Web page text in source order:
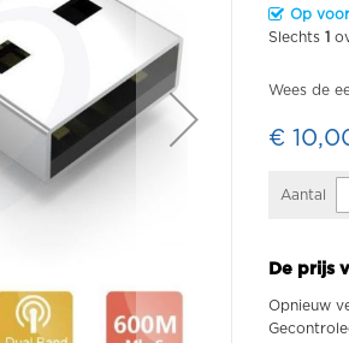
Op
Slechts 1
Wees de
€
Aantal
De prijs
Opnieuw